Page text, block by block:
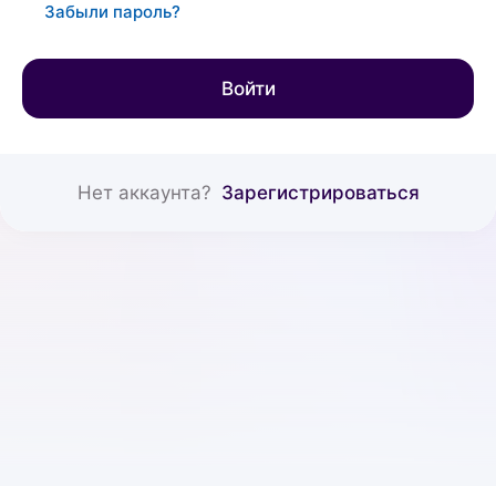
Забыли пароль?
Войти
Нет аккаунта? Зарегистрироваться